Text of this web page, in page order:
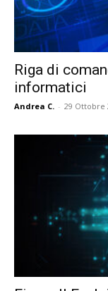
Riga di
informatici
Andrea C. - 29 Ottobre